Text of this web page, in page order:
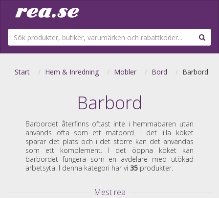
Start Hem & Inredning Möbler Bord Barbord
Barbord
Barbordet återfinns oftast inte i hemmabaren utan
används ofta som ett matbord. I det lilla köket
sparar det plats och i det större kan det användas
som ett komplement. I det öppna köket kan
barbordet fungera som en avdelare med utökad
arbetsyta. I denna kategori har vi35 produkter.
Mest rea